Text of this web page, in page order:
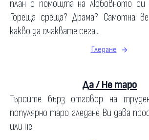
план с помощта на любовното си
Гореща среща? Драма? Самотна
какво да очаквате сега...
Гледане
Да / Не таро
Търсите бърз отговор на
популярно таро гледане Ви дава
или не.